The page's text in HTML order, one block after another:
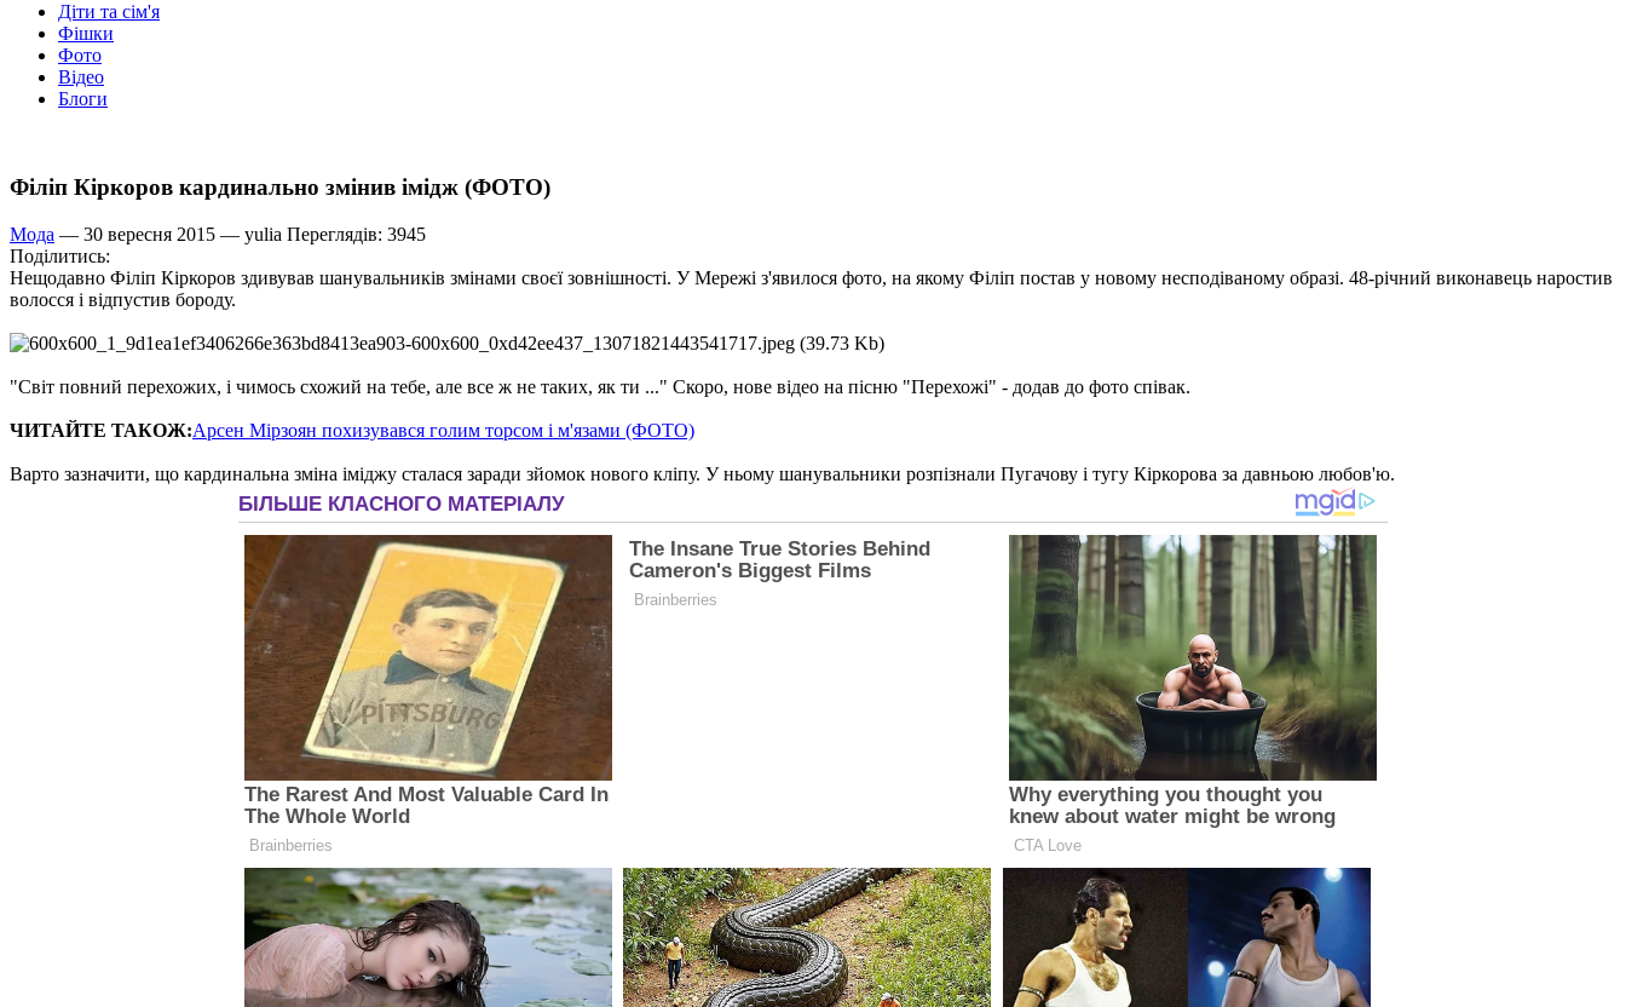
Діти та сім'я
Фішки
Фото
Відео
Блоги
Філіп Кіркоров кардинально змінив імідж (ФОТО)
Мода — 30 вересня 2015 — yulia Переглядів: 3945
Поділитись:
Нещодавно Філіп Кіркоров здивував шанувальників змінами своєї зовнішності. У Мережі з'явилося фото, на якому Філіп постав у новому несподіваному образі. 48-річний виконавець наростив
волосся і відпустив бороду.
"Світ повний перехожих, і чимось схожий на тебе, але все ж не таких, як ти ..." Скоро, нове відео на пісню "Перехожі" - додав до фото співак.
ЧИТАЙТЕ ТАКОЖ:Арсен Мірзоян похизувався голим торсом і м'язами (ФОТО)
Варто зазначити, що кардинальна зміна іміджу сталася заради зйомок нового кліпу. У ньому шанувальники розпізнали Пугачову і тугу Кіркорова за давньою любов'ю.